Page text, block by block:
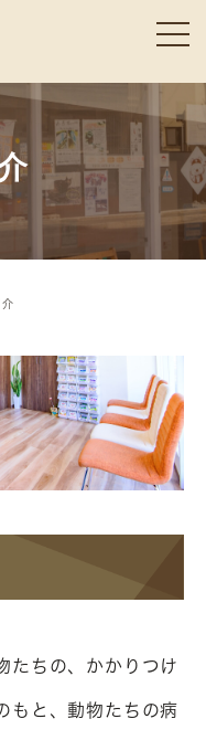
たちの、かかりつけ
もと、動物たちの病